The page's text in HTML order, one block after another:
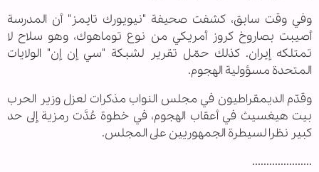
وفي وقت سابق، كشفت صحيفة "نيويورك تايمز" أن المدرسة
أصيبت بصاروخ كروز أمريكي من نوع توماهوك، وهو سلاح لا
تمتلكه إيران. كذلك حمّل تقرير لشبكة "سي إن إن" الولايات
المتحدة مسؤولية الهجوم.
وقدّم الديمقراطيون في مجلس النواب مذكرات لعزل وزير الحرب
بيت هيغسيث في أعقاب الهجوم، في خطوة عُدَّت رمزية إلى حد
كبير نظرا لسيطرة الجمهوريين على المجلس.
.....................